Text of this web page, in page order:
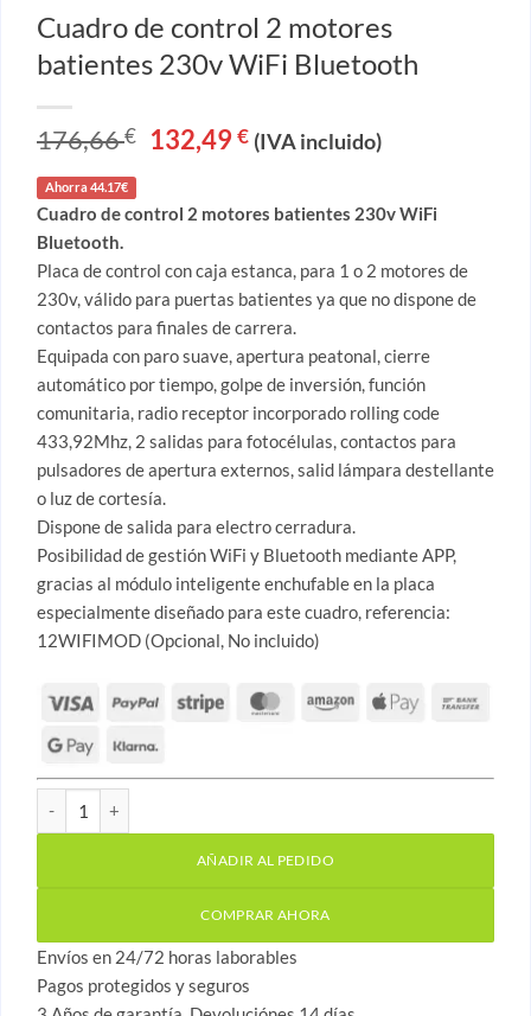
Cuadro de control 2 motores
batientes 230v WiFi Bluetooth
176,66€
El
precio
176,66 €.
132,49 €El
precio
132,49 €.
(IVA incluido)
Ahorra 44.17€
Cuadro de control 2 motores batientes 230v WiFi
Bluetooth.
Placa de control con caja estanca, para 1 o 2 motores de
230v, válido para puertas batientes ya que no dispone de
contactos para finales de carrera.
Equipada con paro suave, apertura peatonal, cierre
automático por tiempo, golpe de inversión, función
comunitaria, radio receptor incorporado rolling code
433,92Mhz, 2 salidas para fotocélulas, contactos para
pulsadores de apertura externos, salid lámpara destellante
o luz de cortesía.
Dispone de salida para electro cerradura.
Posibilidad de gestión WiFi y Bluetooth mediante APP,
gracias al módulo inteligente enchufable en la placa
especialmente diseñado para este cuadro, referencia:
12WIFIMOD (Opcional, No incluido)
Cuadro de control 2 motores batientes 230v WiFi Bluetooth
AÑADIR AL PEDIDO
COMPRAR AHORA
Envíos en 24/72 horas laborables
Pagos protegidos y seguros